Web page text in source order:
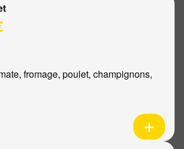
fromage, poulet, champignons,